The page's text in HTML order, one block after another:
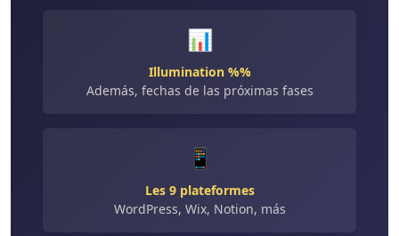
📊
Illumination %%
Además, fechas de las próximas fases
📱
Les 9 plateformes
WordPress, Wix, Notion, más